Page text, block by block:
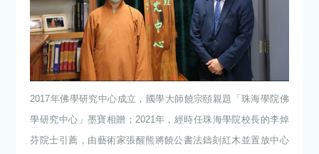
2017年佛學研究中心成立，國學大師饒宗頤親題「珠海學院佛
學研究中心」墨寶相贈；2021年，經時任珠海學院校長的李焯
芬院士引薦，由藝術家張醒熊將饒公書法鑄刻紅木並置放中心